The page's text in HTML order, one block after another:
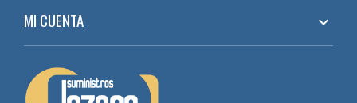
MI CUENTA 